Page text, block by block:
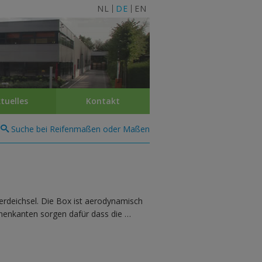
NL DE EN
Kontakt
Suche bei Reifenmaßen oder Maßen
Die Box ist aerodynamisch
sorgen dafür dass die …